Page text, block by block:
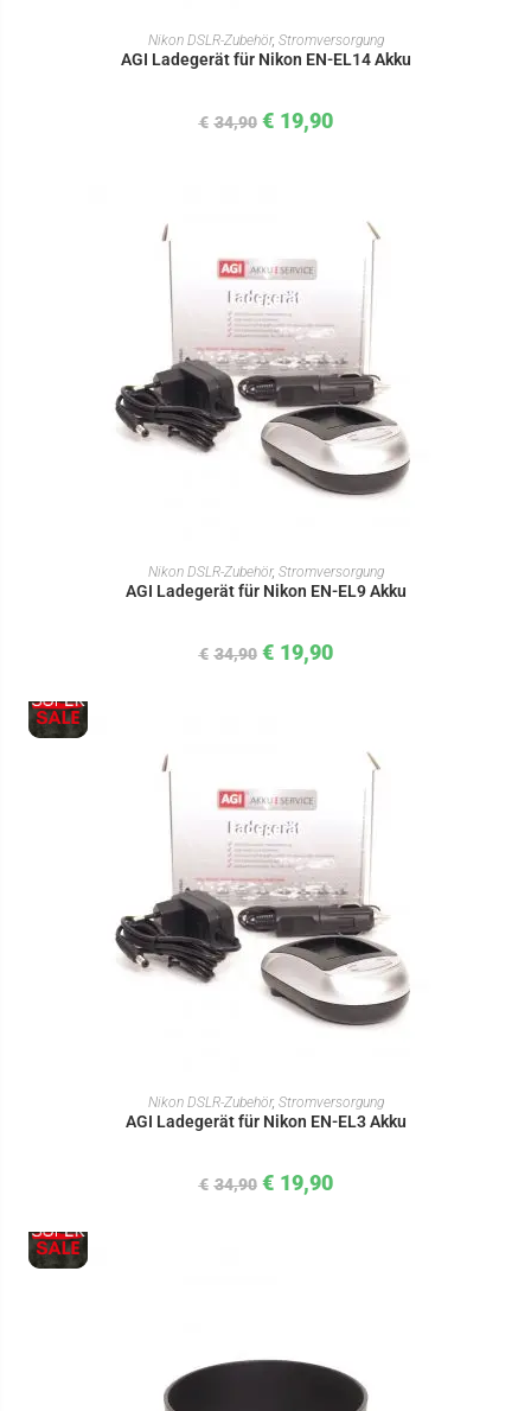
IN DEN WARENKORB
Nikon DSLR-Zubehör, Stromversorgung
AGI Ladegerät für Nikon EN-EL14 Akku
€ 34,90 € 19,90
IN DEN WARENKORB
Nikon DSLR-Zubehör, Stromversorgung
AGI Ladegerät für Nikon EN-EL9 Akku
€ 34,90 € 19,90
IN DEN WARENKORB
Nikon DSLR-Zubehör, Stromversorgung
AGI Ladegerät für Nikon EN-EL3 Akku
€ 34,90 € 19,90